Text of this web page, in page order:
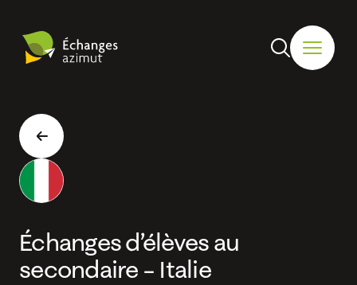
Échanges d’élèves au
secondaire – Italie